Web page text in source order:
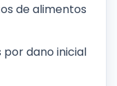
de alimentos
dano inicial